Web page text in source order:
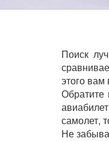
Поиск
этого вам
Обратите
самолет,
Не